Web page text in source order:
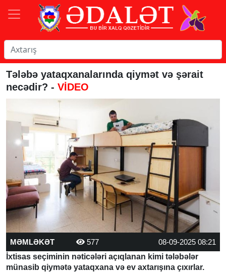
Tələbə yataqxanalarında qiymət və şərait
necədir? - VİDEO
MƏMLƏKƏT 577
08-09-2025 08:21
İxtisas seçiminin nəticələri açıqlanan kimi tələbələr
münasib qiymətə yataqxana və ev axtarışına çıxırlar.